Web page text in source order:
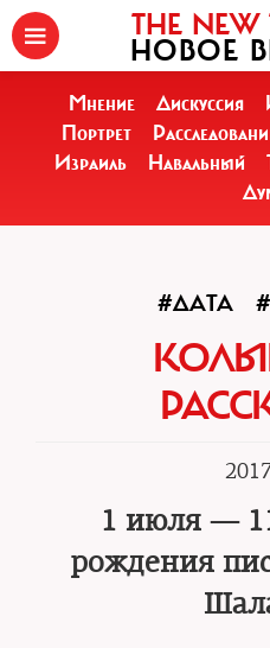
THE NEW
НОВОЕ
Мнение Дискуссия
Портрет
Израиль
Навальный
#ДАТА
1 июля —
рождения